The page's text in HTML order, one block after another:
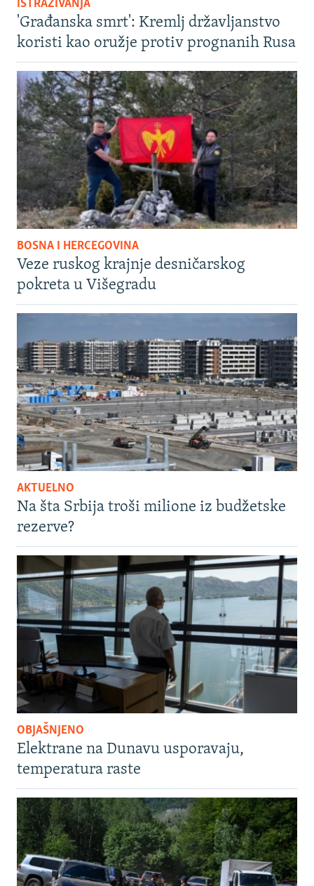
ISTRAŽIVANJA
'Građanska smrt': Kremlj državljanstvo
koristi kao oružje protiv prognanih Rusa
BOSNA I HERCEGOVINA
Veze ruskog krajnje desničarskog
pokreta u Višegradu
AKTUELNO
Na šta Srbija troši milione iz budžetske
rezerve?
OBJAŠNJENO
Elektrane na Dunavu usporavaju,
temperatura raste